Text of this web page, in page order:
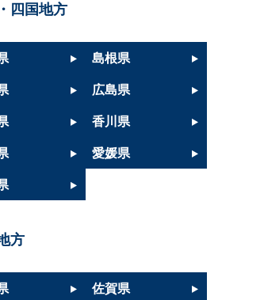
四国地方
島根県
広島県
香川県
愛媛県
方
佐賀県